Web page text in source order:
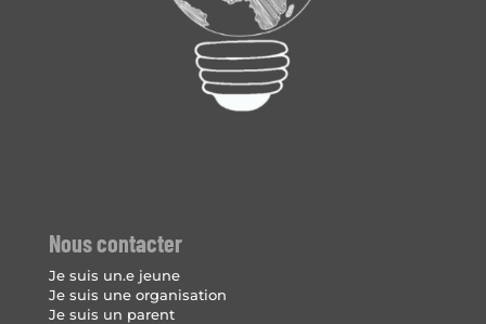
Nous contacter
Je suis un.e jeune
Je suis une organisation
Je suis un parent